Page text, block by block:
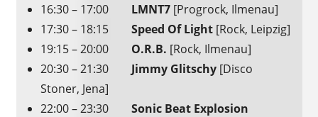
16:30 – 17:00 LMNT7 [Progrock, Ilmenau]
17:30 – 18:15 Speed Of Light[Rock, Leipzig]
19:15 – 20:00 O.R.B. [Rock, Ilmenau]
20:30 – 21:30 Jimmy Glitschy[Disco
Stoner, Jena]
22:00 – 23:30 Sonic Beat Explosion